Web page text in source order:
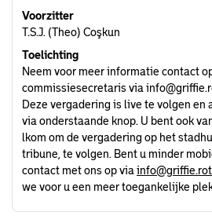
Voorzitter
T.S.J. (Theo) Coşkun
Toelichting
Neem voor meer informatie contact
commissiesecretaris via
Deze vergadering is live te volgen en
via onderstaande knop. U bent ook
lkom om de vergadering op het
tribune, te volgen. Bent u minder
contact met ons op via
we voor u een meer toegankelijke